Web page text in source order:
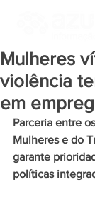
Mulheres
violência
em
Parceria entre
Mulheres e do
garante
políticas